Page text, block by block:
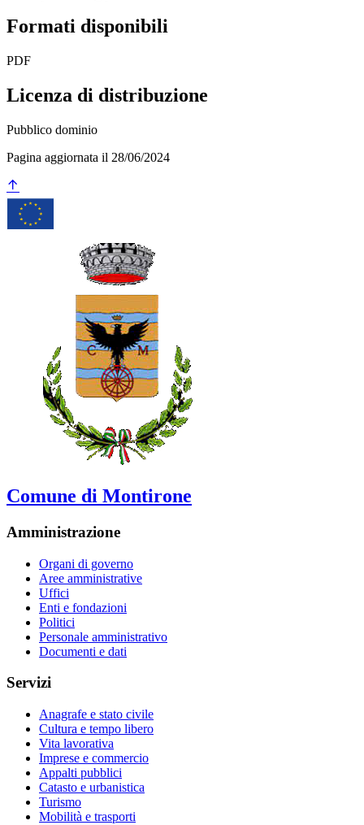
Formati disponibili
PDF
Licenza di distribuzione
Pubblico dominio
Pagina aggiornata il 28/06/2024
Comune di Montirone
Amministrazione
Organi di governo
Aree amministrative
Uffici
Enti e fondazioni
Politici
Personale amministrativo
Documenti e dati
Servizi
Anagrafe e stato civile
Cultura e tempo libero
Vita lavorativa
Imprese e commercio
Appalti pubblici
Catasto e urbanistica
Turismo
Mobilità e trasporti